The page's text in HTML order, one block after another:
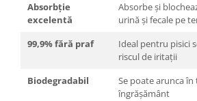
Absorbție
excelentă
Absorbe și
urină și fecale pe
99,9% fără praf
Ideal pentru pisici
riscul de iritații
Biodegradabil
Se poate arunca
îngrășământ